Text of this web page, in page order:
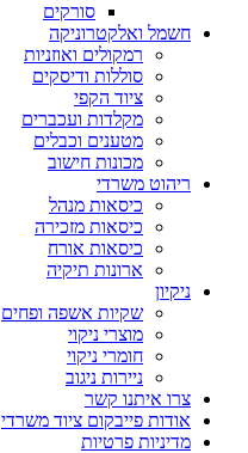
סורקים
חשמל ואלקטרוניקה
רמקולים ואוזניות
סוללות ודיסקים
ציוד הקפי
מקלדות ועכברים
מטענים וכבלים
מכונות חישוב
ריהוט משרדי
כיסאות מנהל
כיסאות מזכירה
כיסאות אורח
ארונות תיקיה
ניקיון
שקיות אשפה ופחים
מוצרי ניקוי
חומרי ניקוי
ניירות ניגוב
צרו איתנו קשר
אודות פייבקום ציוד משרדי
מדיניות פרטיות